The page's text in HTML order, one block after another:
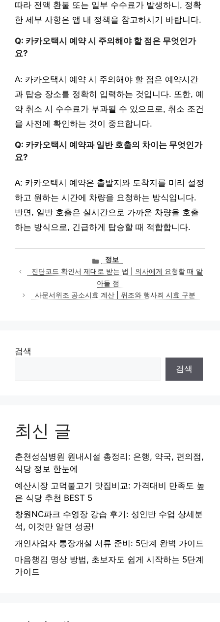
따라 전액 환불 또는 일부 수수료가 발생하니, 정확
한 세부 사항은 앱 내 정책을 참고하시기 바랍니다.
Q: 카카오택시 예약 시 주의해야 할 점은 무엇인가
요?
A: 카카오택시 예약 시 주의해야 할 점은 예약시간
과 탑승 장소를 정확히 입력하는 것입니다. 또한, 예
약 취소 시 수수료가 부과될 수 있으므로, 취소 조건
을 사전에 확인하는 것이 중요합니다.
Q: 카카오택시 예약과 일반 호출의 차이는 무엇인가
요?
A: 카카오택시 예약은 출발지와 도착지를 미리 설정
하고 원하는 시간에 차량을 요청하는 방식입니다.
반면, 일반 호출은 실시간으로 가까운 차량을 호출
하는 방식으로, 긴급하게 탑승할 때 적합합니다.
카
테
고
리
정보
진단코드 확인서 제대로 받는 법 | 의사에게 요청할 때 알
아둘 점
사문서위조 공소시효 계산 | 위조와 행사죄 시효 구분
검색
검색
최신 글
춘천성심병원 원내시설 총정리: 은행, 약국, 편의점,
식당 정보 한눈에
예산시장 고덕불고기 맛집비교: 가격대비 만족도 높
은 식당 추천 BEST 5
창원NC파크 수영장 강습 후기: 성인반 수업 상세분
석, 이것만 알면 성공!
개인사업자 통장개설 서류 준비: 5단계 완벽 가이드
마음챙김 명상 방법, 초보자도 쉽게 시작하는 5단계
가이드